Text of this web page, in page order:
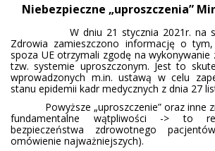
Niebezpieczne „uproszczenia”
W dniu 21 stycznia 2021r. na
Zdrowia zamieszczono informację o
spoza UE otrzymali zgodę na
tzw. systemie uproszczonym. Jest to
wprowadzonych m.in. ustawą w celu
stanu epidemii kadr medycznych z dnia 27
Powyższe „uproszczenie” oraz inne
fundamentalne wątpliwości -> to
bezpieczeństwa zdrowotnego
omówienie najważniejszych).